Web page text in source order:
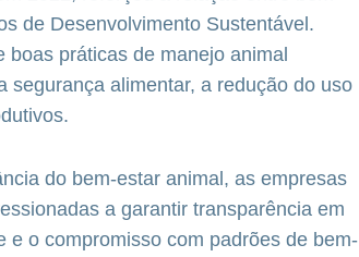
de Desenvolvimento Sustentável.
boas práticas de manejo animal
segurança alimentar, a redução do uso
do bem-estar animal, as empresas
a garantir transparência em
e o compromisso com padrões de bem-